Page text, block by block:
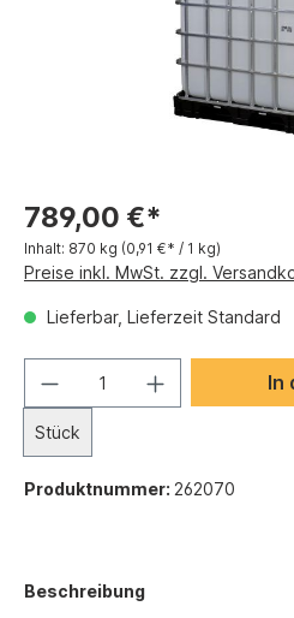
789,00 €*
Inhalt: 870 kg (0,91 €* / 1 kg)
Preise inkl. MwSt. zzgl.
Lieferbar, Lieferzeit Standard
Stück
In
Produktnummer: 262070
Beschreibung